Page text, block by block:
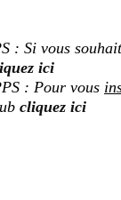
: Si vous
ici
: Pour vous
cliquez ici